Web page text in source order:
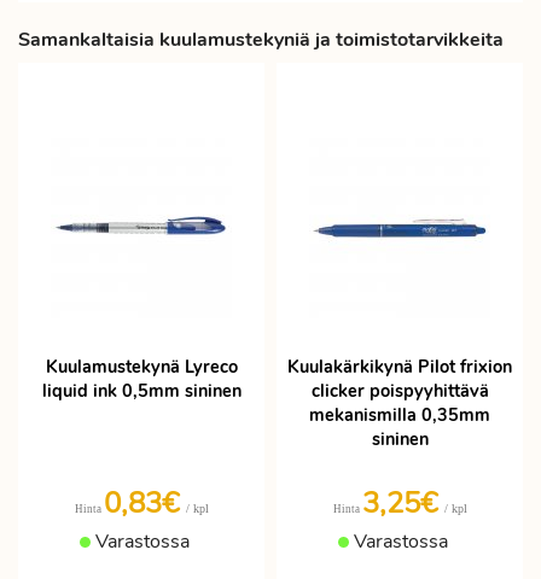
Samankaltaisia kuulamustekyniä ja toimistotarvikkeita
Kuulamustekynä Lyreco
liquid ink 0,5mm sininen
Hinta 0,83€ / kpl
Varastossa
Kuulakärkikynä Pilot frixion
clicker poispyyhittävä
mekanismilla 0,35mm
sininen
Hinta 3,25€ / kpl
Varastossa